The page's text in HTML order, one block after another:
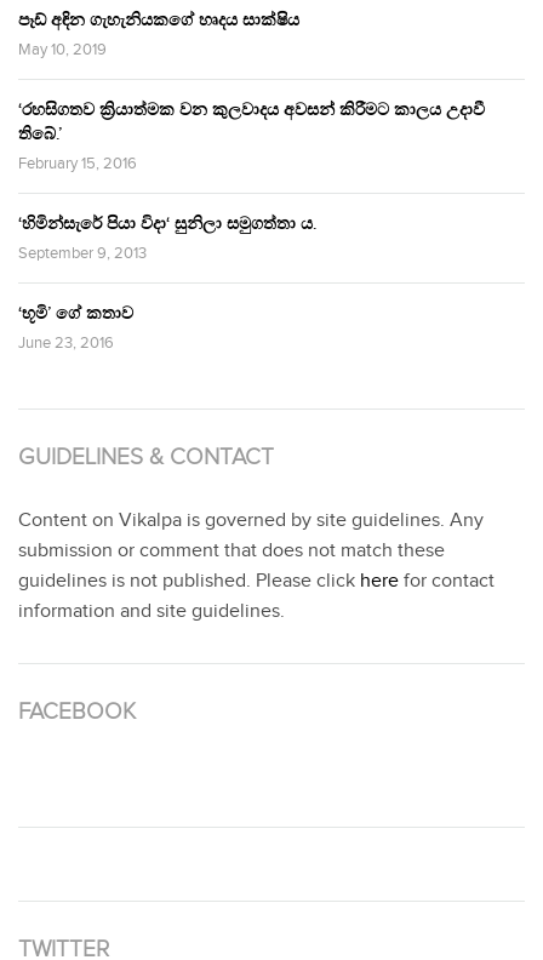
පෑඩ් අඳින ගැහැනියකගේ හෘදය සාක්ෂිය
May 10, 2019
‘රහසිගතව ක්‍රියාත්මක වන කුලවාදය අවසන් කිරීමට කාලය උදාවී
තිබේ.’
February 15, 2016
‘හිමින්සැරේ පියා විදා‘ සුනිලා සමුගත්තා ය.
September 9, 2013
‘භූමි’ ගේ කතාව
June 23, 2016
GUIDELINES & CONTACT
Content on Vikalpa is governed by site guidelines. Any
submission or comment that does not match these
guidelines is not published. Please click here for contact
information and site guidelines.
FACEBOOK
TWITTER